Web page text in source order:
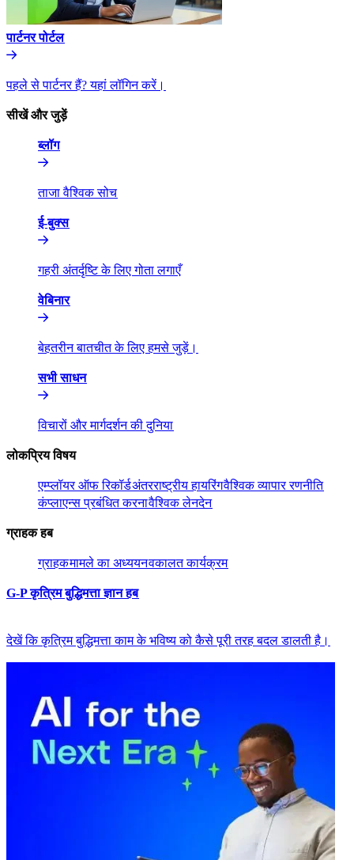
पार्टनर पोर्टल​​
पहले से पार्टनर हैं? यहां लॉगिन करें।​​
सीखें और जुड़ें​​
ब्लॉग​​
ताजा वैश्विक सोच​​
ई-बुक्स​​
गहरी अंतर्दृष्टि के लिए गोता लगाएँ​​
वेबिनार​​
बेहतरीन बातचीत के लिए हमसे जुड़ें।​​
सभी साधन​​
विचारों और मार्गदर्शन की दुनिया​​
लोकप्रिय विषय​​
एम्प्लॉयर ऑफ रिकॉर्ड​​अंतरराष्ट्रीय हायरिंग​​वैश्विक व्यापार रणनीति​​
कंप्लाएन्स प्रबंधित करना​​वैश्विक लेनदेन​​
ग्राहक हब​​
ग्राहक​​मामले का अध्ययन​​वकालत कार्यक्रम​​
G-P कृत्रिम बुद्धिमत्ता ज्ञान हब​​
देखें कि कृत्रिम बुद्धिमत्ता काम के भविष्य को कैसे पूरी तरह बदल डालती है।​​